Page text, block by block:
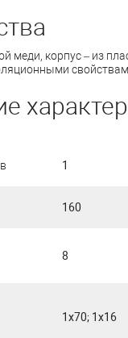
меди, корпус – из
1
160
8
1х70; 1х16